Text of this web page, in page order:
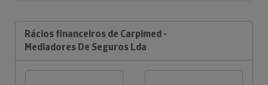
Rácios financeiros de Carpimed -
Mediadores De Seguros Lda